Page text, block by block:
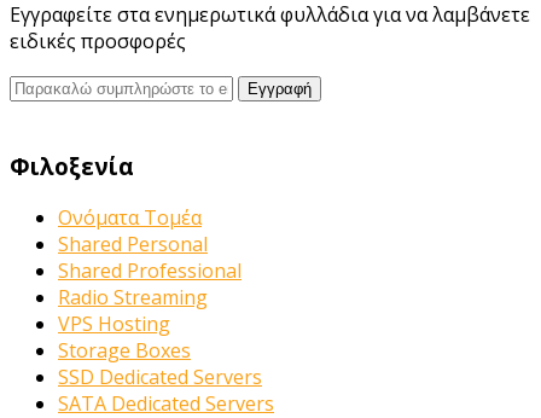
Εγγραφείτε στα ενημερωτικά φυλλάδια για να λαμβάνετε
ειδικές προσφορές
Φιλοξενία
Ονόματα Τομέα
Shared Personal
Shared Professional
Radio Streaming
VPS Hosting
Storage Boxes
SSD Dedicated Servers
SATA Dedicated Servers